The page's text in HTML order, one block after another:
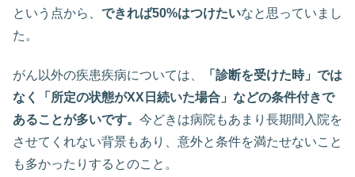
という点から、 できれば50%はつけたいなと思っていまし
た。
がん以外の疾患疾病については、
「診断を受けた時」では
なく「所定の状態がXX日続いた場合」などの条件付きで
あることが多いです。 今どきは病院もあまり長期間入院を
させてくれない背景もあり、意外と条件を満たせないこと
も多かったりするとのこと。